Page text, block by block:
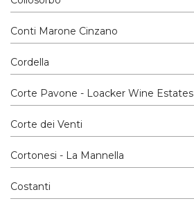
Conti Marone Cinzano
Cordella
Corte Pavone - Loacker Wine Estates
Corte dei Venti
Cortonesi - La Mannella
Costanti